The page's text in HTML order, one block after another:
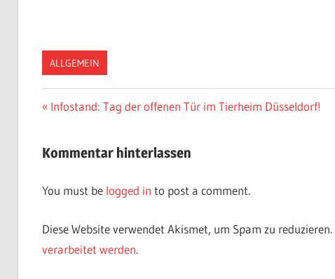
ALLGEMEIN
navigation
Vorheriger
Infostand: Tag der offenen Tür im Tierheim Düsseldorf!
Kommentar hinterlassen
You must be logged in to post a comment.
Diese Website verwendet Akismet, um Spam zu reduzieren.
verarbeitet werden.